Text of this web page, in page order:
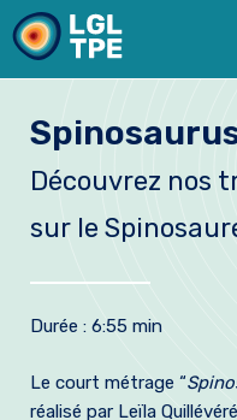
Découvrez nos
sur le
Durée : 6:55 min
Le court métrage “
réalisé par Leïla Quillévéré